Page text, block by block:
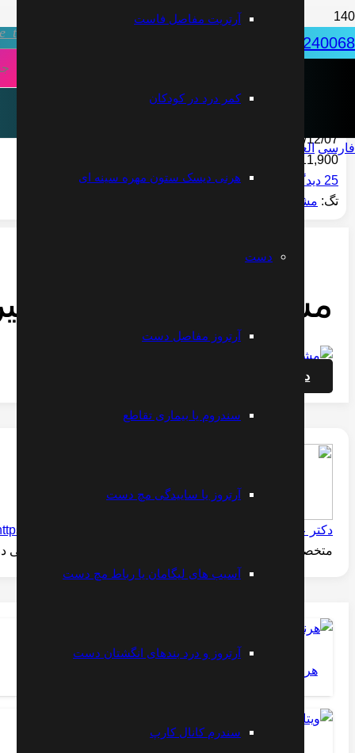
031-32240068
آرتریت مفاصل فاست
کمر درد در کودکان
هرنی دیسک ستون مهره سینه ای
دست
آرتروز مفاصل دست
سندروم یا بیماری تقاطع
آرتروز یا ساییدگی مچ دست
آسیب های لیگامان یا رباط مچ دست
آرتروز و درد بندهای انگشتان دست
سندرم کانال کارپ
فارسی العربية
2020/12/07
11,900
25 دیدگاه
تگ: مشاوره آنلاین
مشاوره آنلاین دکتر
درخواست مشاوره آنلاین
دکتر علیرضا مقتدری
www.instagram.com/dr.moghtaderi
متخصص طب فیزیکی و الکترودیاگنوز -- فلوشیپ فوق تخصصی
هرنی دیسک ستون مهره سینه ای